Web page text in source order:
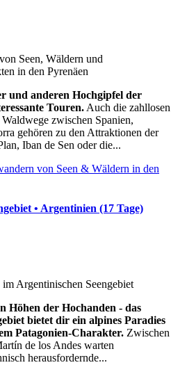
und anderen Hochgipfel der
Touren. Auch die zahllosen
Waldwege zwischen Spanien,
gehören zu den Attraktionen der
Iban de Sen oder die...
von Seen & Wäldern in den
• Argentinien (17 Tage)
Höhen der Hochanden - das
bietet dir ein alpines Paradies
Patagonien-Charakter. Zwischen
de los Andes warten
herausfordernde...